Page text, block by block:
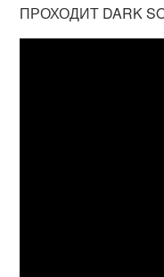
ПРОХОДИТ DARK